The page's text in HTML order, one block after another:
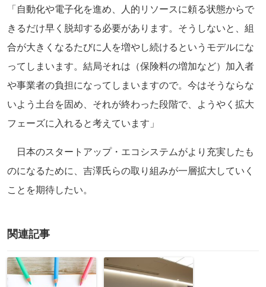
「自動化や電子化を進め、人的リソースに頼る状態からで
きるだけ早く脱却する必要があります。そうしないと、組
合が大きくなるたびに人を増やし続けるというモデルにな
ってしまいます。結局それは（保険料の増加など）加入者
や事業者の負担になってしまいますので。今はそうならな
いよう土台を固め、それが終わった段階で、ようやく拡大
フェーズに入れると考えています」
日本のスタートアップ・エコシステムがより充実したも
のになるために、吉澤氏らの取り組みが一層拡大していく
ことを期待したい。
関連記事